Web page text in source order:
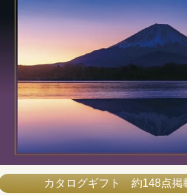
カタログギフト 約148点掲